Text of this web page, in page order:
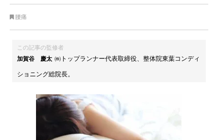
腰痛
この記事の監修者
加賀谷 慶太 ㈱トップランナー代表取締役、整体院東葉コンディ
ショニング総院長。